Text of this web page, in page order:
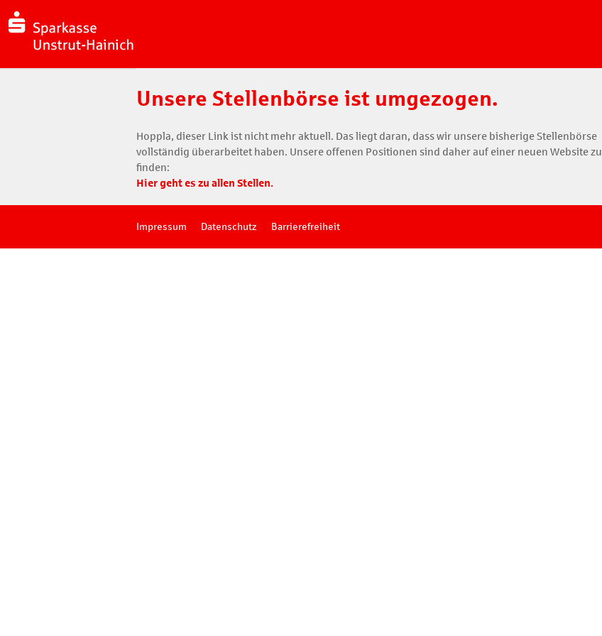
Unsere Stellenbörse ist umgezogen.
Hoppla, dieser Link ist nicht mehr aktuell. Das liegt daran, dass wir unsere bisherige Stellenbörse
vollständig überarbeitet haben. Unsere offenen Positionen sind daher auf einer neuen Website zu
finden:
Hier geht es zu allen Stellen.
Impressum Datenschutz Barrierefreiheit